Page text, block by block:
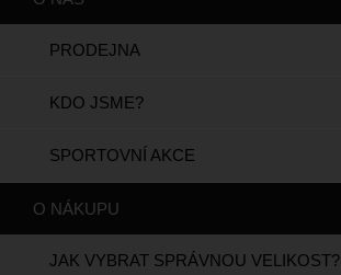
PRODEJNA
KDO JSME?
SPORTOVNÍ AKCE
O NÁKUPU
JAK VYBRAT SPRÁVNOU VELIKOST?